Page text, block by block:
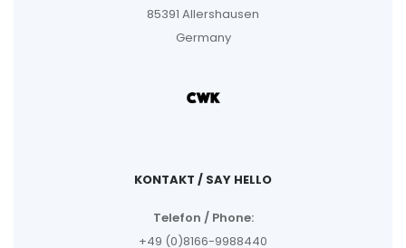
85391 Allershausen
Germany
KONTAKT / SAY HELLO
Telefon / Phone:
+49 (0)8166-9988440